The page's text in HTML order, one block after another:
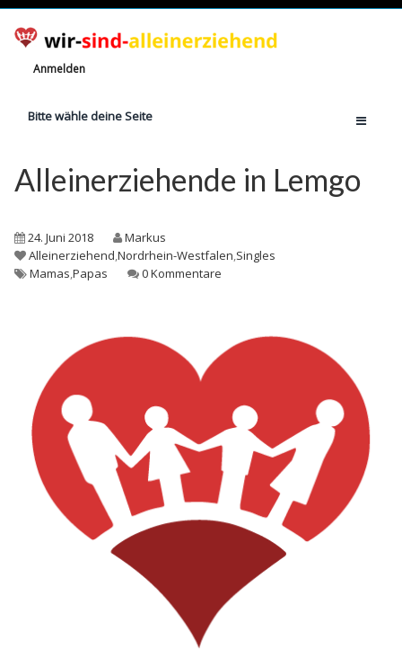
Anmelden
Bitte wähle deine Seite
Jetzt registrieren!
Anzahl Alleinerziehende
Finanzielle Hilfe
Rechte
Alleinerziehende in Lemgo
24. Juni 2018
Markus
Alleinerziehend,Nordrhein-Westfalen,Singles
Mamas,Papas 0 Kommentare